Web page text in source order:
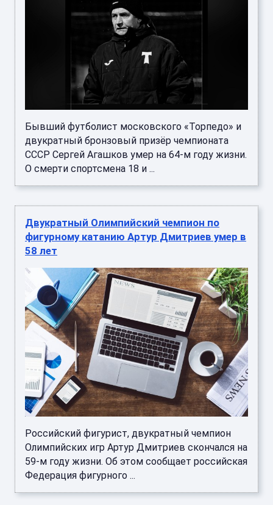
Бывший футболист московского «Торпедо» и
двукратный бронзовый призёр чемпионата
СССР Сергей Агашков умер на 64-м году жизни.
О смерти спортсмена 18 и ...
Двукратный Олимпийский чемпион по
фигурному катанию Артур Дмитриев умер в
58 лет
Российский фигурист, двукратный чемпион
Олимпийских игр Артур Дмитриев скончался на
59-м году жизни. Об этом сообщает российская
Федерация фигурного ...